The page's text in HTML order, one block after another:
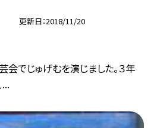
更新日 2018/11/20
会でじゅげむを演じました。３年